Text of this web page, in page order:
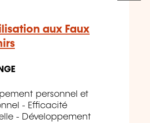
aux Faux
personnel et
- Efficacité
- Développement